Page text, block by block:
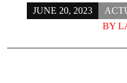
JUNE 20, 2023
BY